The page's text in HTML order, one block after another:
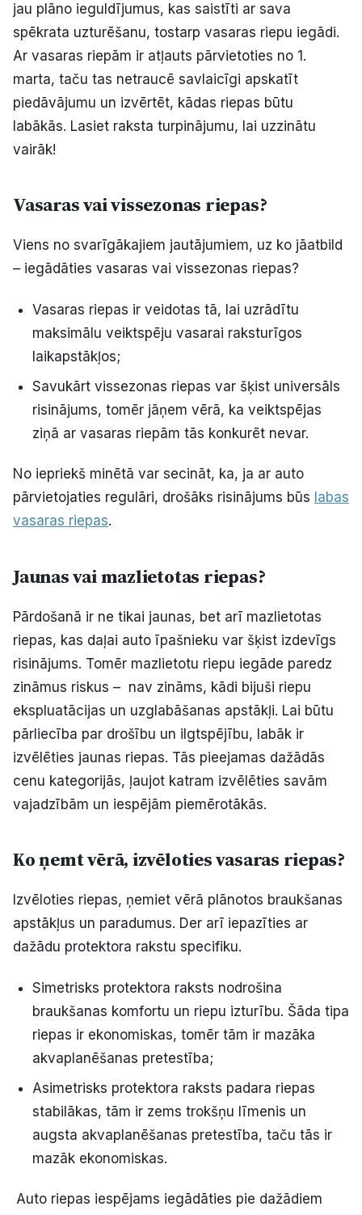
Sludinājumi
Pasākumi
Reklāma
Ziņo redakcijai
Facebook Instagram YouTube
E-avīze Abonē
jau plāno ieguldījumus, kas saistīti ar sava
spēkrata uzturēšanu, tostarp vasaras riepu iegādi.
Ar vasaras riepām ir atļauts pārvietoties no 1.
marta, taču tas netraucē savlaicīgi apskatīt
piedāvājumu un izvērtēt, kādas riepas būtu
labākās. Lasiet raksta turpinājumu, lai uzzinātu
vairāk!
Vasaras vai vissezonas riepas?
Viens no svarīgākajiem jautājumiem, uz ko jāatbild
– iegādāties vasaras vai vissezonas riepas?
Vasaras riepas ir veidotas tā, lai uzrādītu
maksimālu veiktspēju vasarai raksturīgos
laikapstākļos;
Savukārt vissezonas riepas var šķist universāls
risinājums, tomēr jāņem vērā, ka veiktspējas
ziņā ar vasaras riepām tās konkurēt nevar.
No iepriekš minētā var secināt, ka, ja ar auto
pārvietojaties regulāri, drošāks risinājums būs labas
vasaras riepas.
Jaunas vai mazlietotas riepas?
Pārdošanā ir ne tikai jaunas, bet arī mazlietotas
riepas, kas daļai auto īpašnieku var šķist izdevīgs
risinājums. Tomēr mazlietotu riepu iegāde paredz
zināmus riskus – nav zināms, kādi bijuši riepu
ekspluatācijas un uzglabāšanas apstākļi. Lai būtu
pārliecība par drošību un ilgtspējību, labāk ir
izvēlēties jaunas riepas. Tās pieejamas dažādās
cenu kategorijās, ļaujot katram izvēlēties savām
vajadzībām un iespējām piemērotākās.
Ko ņemt vērā, izvēloties vasaras riepas?
Izvēloties riepas, ņemiet vērā plānotos braukšanas
apstākļus un paradumus. Der arī iepazīties ar
dažādu protektora rakstu specifiku.
Simetrisks protektora raksts nodrošina
braukšanas komfortu un riepu izturību. Šāda tipa
riepas ir ekonomiskas, tomēr tām ir mazāka
akvaplanēšanas pretestība;
Asimetrisks protektora raksts padara riepas
stabilākas, tām ir zems trokšņu līmenis un
augsta akvaplanēšanas pretestība, taču tās ir
mazāk ekonomiskas.
Auto riepas iespējams iegādāties pie dažādiem